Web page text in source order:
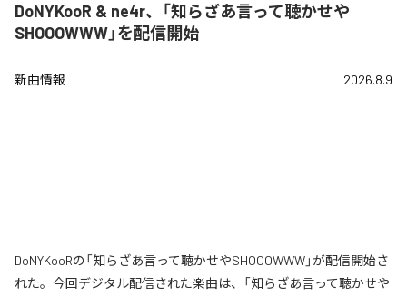
DoNYKooR & ne4r、「知らざあ言って聴かせや
SHOOOWWW」を配信開始
新曲情報 2026.8.9
DoNYKooRの「知らざあ言って聴かせやSHOOOWWW」が配信開始さ
れた。今回デジタル配信された楽曲は、「知らざあ言って聴かせや